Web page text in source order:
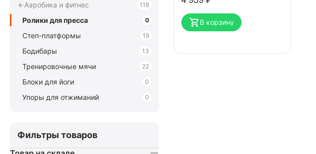
В корзину
Аэробика и фитнес 118
Ролики для пресса 0
Степ-платформы 19
Бодибары 13
Тренировочные мячи 22
Блоки для йоги 0
Упоры для отжиманий 0
Фильтры товаров